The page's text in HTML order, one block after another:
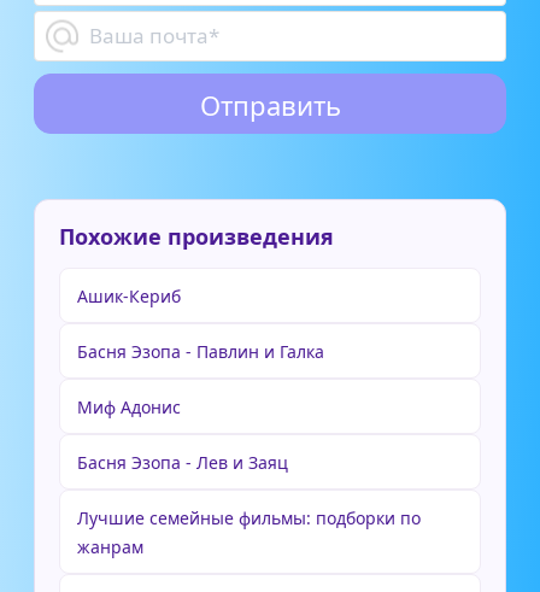
Похожие произведения
Ашик-Кериб
Басня Эзопа - Павлин и Галка
Миф Адонис
Басня Эзопа - Лев и Заяц
Лучшие семейные фильмы: подборки по
жанрам